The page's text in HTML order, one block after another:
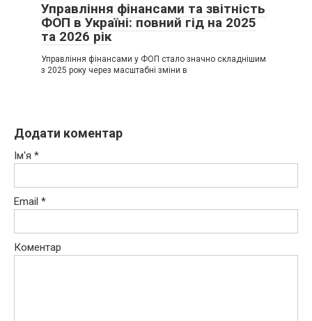
Управління фінансами та звітність
ФОП в Україні: повний гід на 2025
та 2026 рік
Управління фінансами у ФОП стало значно складнішим
з 2025 року через масштабні зміни в
Додати коментар
Ім'я *
Email *
Коментар